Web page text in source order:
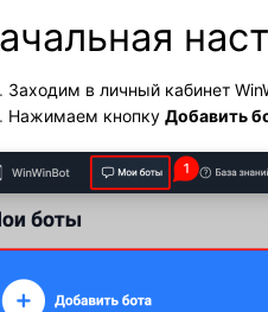
Заходим в личный кабинет
Нажимаем кнопку Добавить